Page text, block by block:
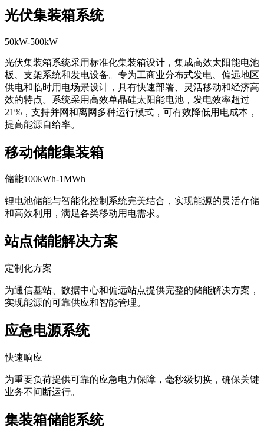
光伏集装箱系统
50kW-500kW
光伏集装箱系统采用标准化集装箱设计，集成高效太阳能电池
板、支架系统和发电设备。专为工商业分布式发电、偏远地区
供电和临时用电场景设计，具有快速部署、灵活移动和经济高
效的特点。系统采用高效单晶硅太阳能电池，发电效率超过
21%，支持并网和离网多种运行模式，可有效降低用电成本，
提高能源自给率。
移动储能集装箱
储能100kWh-1MWh
锂电池储能与智能化控制系统完美结合，实现能源的灵活存储
和高效利用，满足各类移动用电需求。
站点储能解决方案
定制化方案
为通信基站、数据中心和偏远站点提供完整的储能解决方案，
实现能源的可靠供应和智能管理。
应急电源系统
快速响应
为重要负荷提供可靠的应急电力保障，毫秒级切换，确保关键
业务不间断运行。
集装箱储能系统